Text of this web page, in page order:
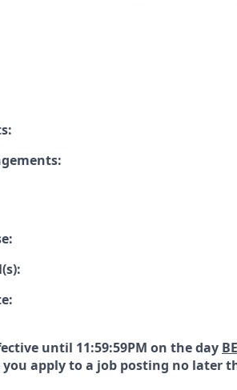
until 11:59:59PM on the day
you apply to a job posting no later